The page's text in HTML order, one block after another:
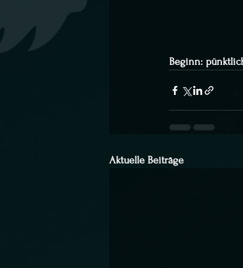
Beginn:
Aktuelle Beiträge